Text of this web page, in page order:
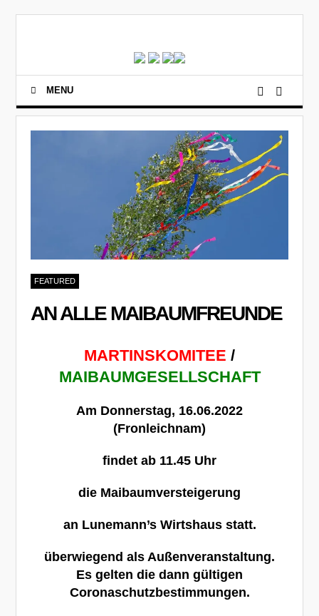
MENU
FEATURED
AN ALLE MAIBAUMFREUNDE
MARTINSKOMITEE /
MAIBAUMGESELLSCHAFT
Am Donnerstag, 16.06.2022
(Fronleichnam)
findet ab 11.45 Uhr
die Maibaumversteigerung
an Lunemann’s Wirtshaus statt.
überwiegend als Außenveranstaltung.
Es gelten die dann gültigen
Coronaschutzbestimmungen.